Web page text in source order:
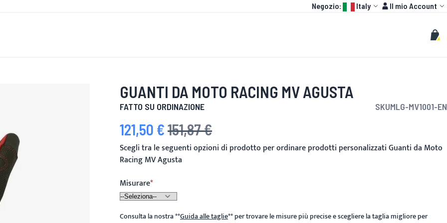
Language:
Negozio: Italy Account
Il mio Account
Cerca
Cerca
GUANTI DA MOTO RACING MV AGUSTA
FATTO SU ORDINAZIONE SKUMLG-MV1001-EN
Prezzo speciale
121,50 € Prezzo predefinito
151,87 €
Scegli tra le seguenti opzioni di prodotto per ordinare prodotti personalizzati Guanti da Moto
Racing MV Agusta
Misurare
Consulta la nostra**Guida alle taglie**per trovare le misure più precise e scegliere la taglia migliore per